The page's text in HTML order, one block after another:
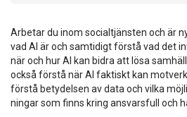
Arbetar du inom socialtjänsten och är
vad AI är och sam­ti­digt förstå vad det
när och hur AI kan bidra att lösa
också förstå när AI fak­tiskt kan
förstå be­ty­del­sen av data och vilka
ning­ar som finns kring an­svars­full och